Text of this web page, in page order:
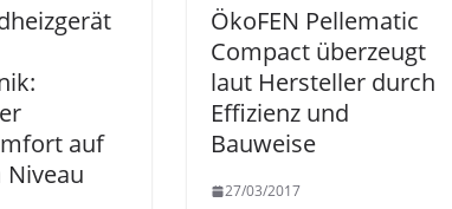
auf
ÖkoFEN Pellematic
Compact überzeugt
laut Hersteller durch
Effizienz und
Bauweise
27/03/2017